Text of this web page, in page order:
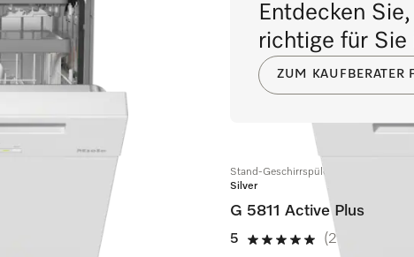
Stand-Geschirrspüler
Silver
G 5811 Active Plus
5
5 Sterne von 5
(2
Entdecken
richtige für Sie
ZUM KAUFBERATER